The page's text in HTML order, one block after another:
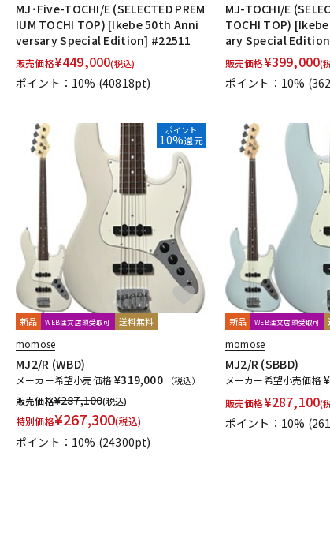
MJ･Five-TOCHI/E (SELECTED PREM
IUM TOCHI TOP) [Ikebe 50th Anni
versary Special Edition] #22511
販売価格¥449,000(税込)
ポイント：10% (40818pt)
MJ-TOCHI/E
TOCHI TOP)
ary Special
販売価格¥399,000(
ポイント：10%
ポイント
10%還元
新品 WEB注文店頭受取可 送料無料
momose
MJ2/R (WBD)
メーカー希望小売価格¥319,000 （税込）
販売価格¥287,100(税込)
特別価格¥267,300(税込)
ポイント：10% (24300pt)
新品 WEB注文店頭受取可
momose
MJ2/R (SBBD)
メーカー希望小売価格
販売価格¥287,100(
ポイント：10%